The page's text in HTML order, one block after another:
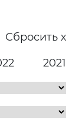
Сбросить х
2021